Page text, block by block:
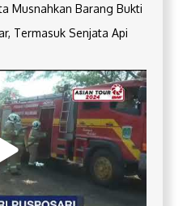
Musnahkan Barang Bukti
Termasuk Senjata Api